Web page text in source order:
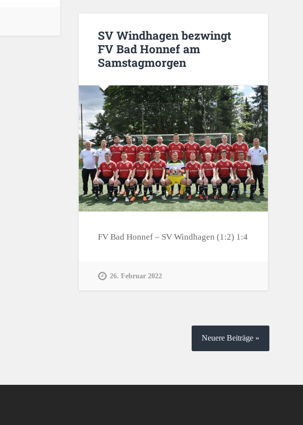
SV Windhagen bezwingt
FV Bad Honnef am
Samstagmorgen
FV Bad Honnef – SV Windhagen (1:2) 1:4
26. Februar 2022
Neuere Beiträge »